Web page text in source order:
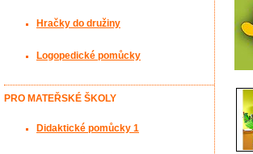
Hračky do družiny
Logopedické pomůcky
PRO MATEŘSKÉ ŠKOLY
Didaktické pomůcky 1